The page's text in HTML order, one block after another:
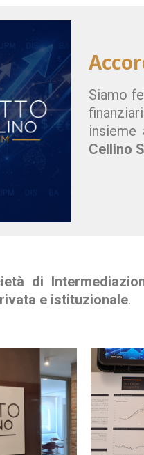
Siamo
insieme
Cellino
di
e istituzionale.